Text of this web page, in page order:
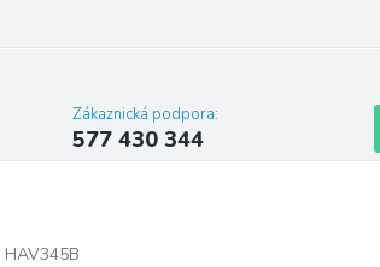
Zákaznická podpora:
577 430 344
HAV345B